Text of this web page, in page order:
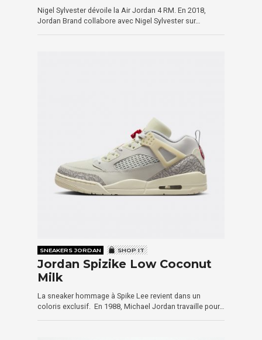
Nigel Sylvester dévoile la Air Jordan 4 RM. En 2018,
Jordan Brand collabore avec Nigel Sylvester sur…
SNEAKERS JORDAN SHOP IT
Jordan Spizike Low Coconut
Milk
La sneaker hommage à Spike Lee revient dans un
coloris exclusif. En 1988, Michael Jordan travaille pour…